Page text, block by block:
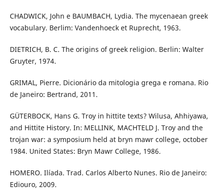
CHADWICK, John e BAUMBACH, Lydia. The mycenaean greek
vocabulary. Berlim: Vandenhoeck et Ruprecht, 1963.
DIETRICH, B. C. The origins of greek religion. Berlin: Walter
Gruyter, 1974.
GRIMAL, Pierre. Dicionário da mitologia grega e romana. Rio
de Janeiro: Bertrand, 2011.
GÜTERBOCK, Hans G. Troy in hittite texts? Wilusa, Ahhiyawa,
and Hittite History. In: MELLINK, MACHTELD J. Troy and the
trojan war: a symposium held at bryn mawr college, october
1984. United States: Bryn Mawr College, 1986.
HOMERO. Ilíada. Trad. Carlos Alberto Nunes. Rio de Janeiro:
Ediouro, 2009.